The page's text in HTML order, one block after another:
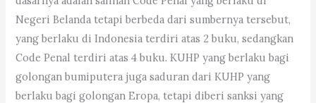
Negeri Belanda tetapi berbeda dari sumbernya tersebut,
yang berlaku di Indonesia terdiri atas 2 buku, sedangkan
Code Penal terdiri atas 4 buku. KUHP yang berlaku bagi
golongan bumiputera juga saduran dari KUHP yang
berlaku bagi golongan Eropa, tetapi diberi sanksi yang